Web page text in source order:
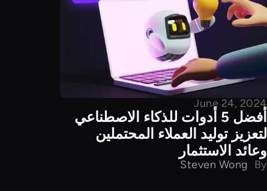
June 24, 2024
أفضل 5 أدوات للذكاء الاصطناعي
لتعزيز توليد العملاء المحتملين
وعائد الاستثمار
By
Steven Wong